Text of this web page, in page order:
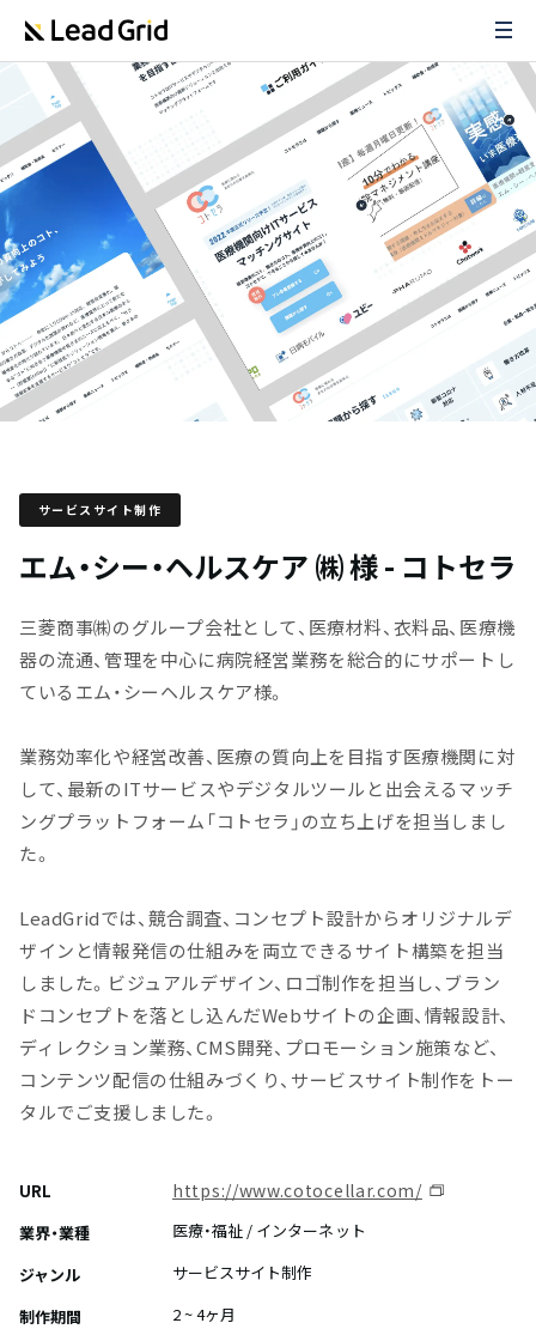
サービスサイト制作
エム・シー・ヘルスケア ㈱ 様 - コトセラ
三菱商事㈱のグループ会社として、医療材料、衣料品、医療機
器の流通、管理を中心に病院経営業務を総合的にサポートし
ているエム・シーヘルスケア様。
業務効率化や経営改善、医療の質向上を目指す医療機関に対
して、最新のITサービスやデジタルツールと出会えるマッチ
ングプラットフォーム「コトセラ」の立ち上げを担当しまし
た。
LeadGridでは、競合調査、コンセプト設計からオリジナルデ
ザインと情報発信の仕組みを両立できるサイト構築を担当
しました。ビジュアルデザイン、ロゴ制作を担当し、ブラン
ドコンセプトを落とし込んだWebサイトの企画、情報設計、
ディレクション業務、CMS開発、プロモーション施策など、
コンテンツ配信の仕組みづくり、サービスサイト制作をトー
タルでご支援しました。
URL https://www.cotocellar.com/
業界・業種
医療・福祉 / インターネット
ジャンル
サービスサイト制作
制作期間
2 ~ 4ヶ月